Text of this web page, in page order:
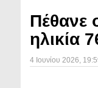
Πέθανε
ηλικία
4 Ιουνίου 2026,